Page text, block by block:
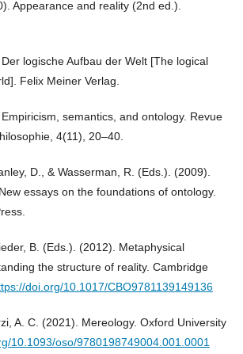
Appearance and reality (2nd ed.).
logische Aufbau der Welt [The logical
Felix Meiner Verlag.
semantics, and ontology. Revue
4(11), 20–40.
D., & Wasserman, R. (Eds.). (2009).
essays on the foundations of ontology.
B. (Eds.). (2012). Metaphysical
the structure of reality. Cambridge
doi.org/10.1017/CBO9781139149136
A. C. (2021). Mereology. Oxford University
10.1093/oso/9780198749004.001.0001